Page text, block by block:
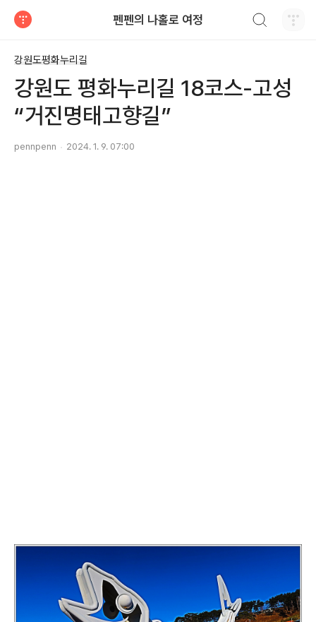
펜펜의 나홀로 여정
강원도평화누리길
강원도 평화누리길 18코스-고성
“거진명태고향길”
pennpenn 2024. 1. 9. 07:00